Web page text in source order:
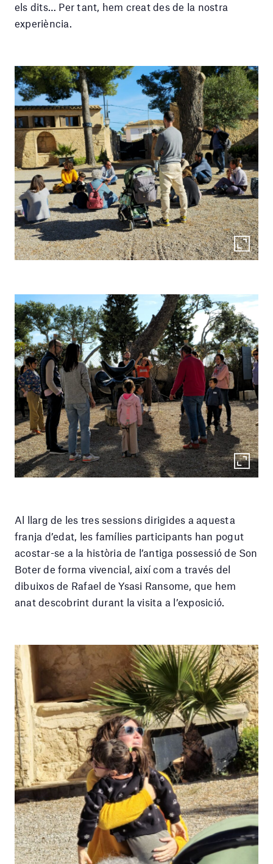
els dits… Per tant, hem creat des de la nostra
experiència.
Al llarg de les tres sessions dirigides a aquesta
franja d’edat, les famílies participants han pogut
acostar-se a la història de l’antiga possessió de Son
Boter de forma vivencial, així com a través del
dibuixos de Rafael de Ysasi Ransome, que hem
anat descobrint durant la visita a l’exposició.